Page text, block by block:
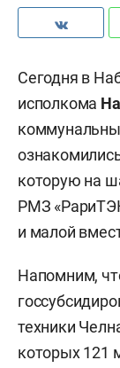
Сегодня в
исполкома
которую на
РМЗ
и малой
Напомним,
техники
которых 121